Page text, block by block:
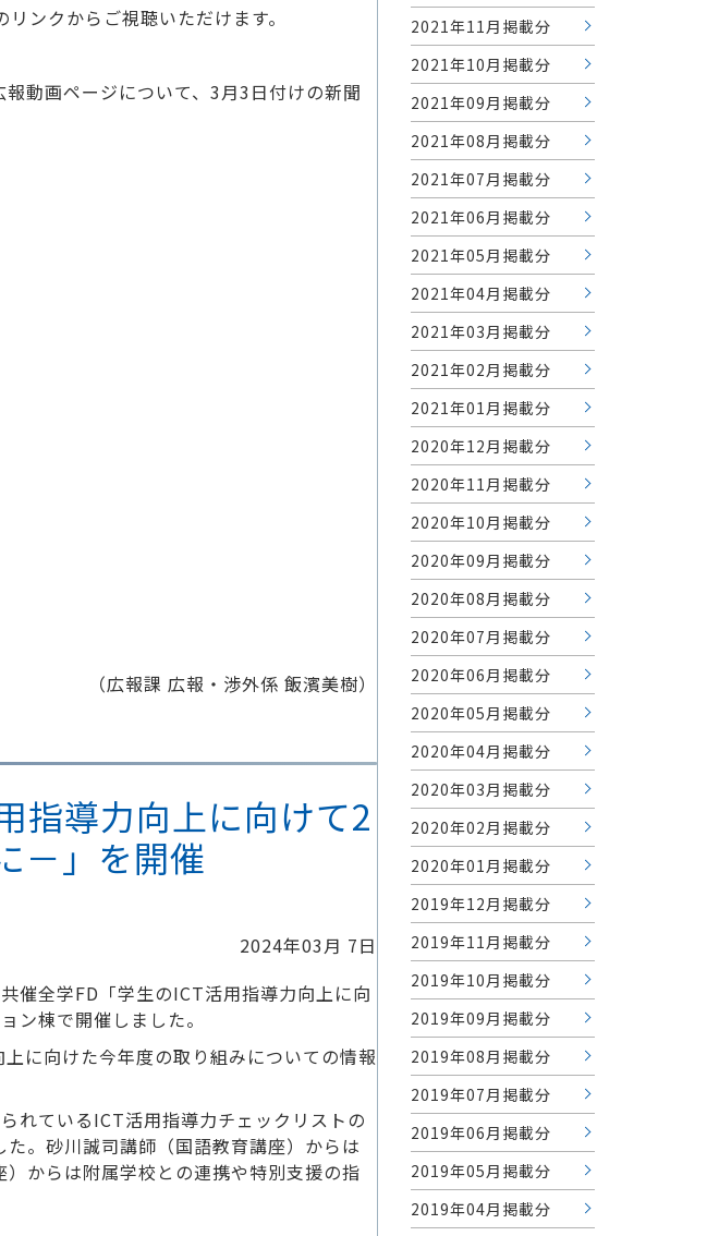
ンクからご視聴いただけます。
動画ページについて、3月3日付けの新聞
（広報課 広報・渉外係 飯濱美樹）
指導力向上に向けて2
－」を開催
2024年03月 7日
催全学FD「学生のICT活用指導力向上に向
棟で開催しました。
に向けた今年度の取り組みについての情報
れているICT活用指導力チェックリストの
。砂川誠司講師（国語教育講座）からは
からは附属学校との連携や特別支援の指
2021年11月掲載分
2021年10月掲載分
2021年09月掲載分
2021年08月掲載分
2021年07月掲載分
2021年06月掲載分
2021年05月掲載分
2021年04月掲載分
2021年03月掲載分
2021年02月掲載分
2021年01月掲載分
2020年12月掲載分
2020年11月掲載分
2020年10月掲載分
2020年09月掲載分
2020年08月掲載分
2020年07月掲載分
2020年06月掲載分
2020年05月掲載分
2020年04月掲載分
2020年03月掲載分
2020年02月掲載分
2020年01月掲載分
2019年12月掲載分
2019年11月掲載分
2019年10月掲載分
2019年09月掲載分
2019年08月掲載分
2019年07月掲載分
2019年06月掲載分
2019年05月掲載分
2019年04月掲載分